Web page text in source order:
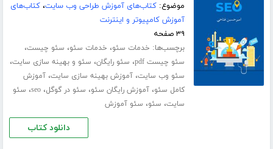
موضوع:کتاب‌های آموزش طراحی وب سایت،کتاب‌های
آموزش کامپیوتر و اینترنت
۳۹ صفحه
برچسب‌ها: خدمات سئو، خدمات سئو، سئو چیست،
سئو چیست pdf ، سئو رایگان، سئو و بهینه سازی سایت،
سئو وب سایت،آموزش بهینه سازی سایت،آموزش
کامل سئو،آموزش رایگان سئو، سئو در گوگل،seo، سئو
سایت، سئو، سئو آموزش
دانلود کتاب